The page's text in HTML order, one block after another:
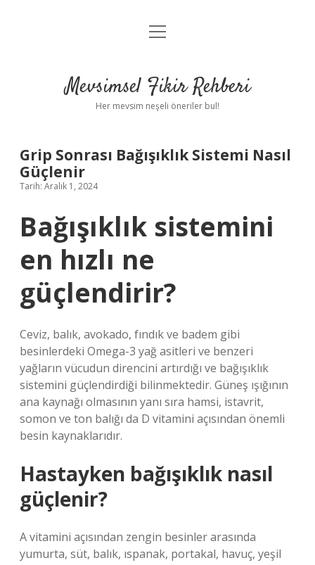
Anasayfa
Yasal Uyarı
menüyü
Mevsimsel Fikir Rehberi
Her mevsim neşeli öneriler bul!
Grip Sonrası Bağışıklık Sistemi Nasıl
Güçlenir
Tarih: Aralık 1, 2024
Bağışıklık sistemini
en hızlı ne
güçlendirir?
Ceviz, balık, avokado, fındık ve badem gibi
besinlerdeki Omega-3 yağ asitleri ve benzeri
yağların vücudun direncini artırdığı ve bağışıklık
sistemini güçlendirdiği bilinmektedir. Güneş ışığının
ana kaynağı olmasının yanı sıra hamsi, istavrit,
somon ve ton balığı da D vitamini açısından önemli
besin kaynaklarıdır.
Hastayken bağışıklık nasıl
güçlenir?
A vitamini açısından zengin besinler arasında
yumurta, süt, balık, ıspanak, portakal, havuç, yeşil